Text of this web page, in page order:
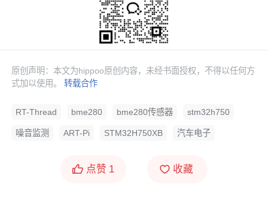
原创声明：本文为hippoo原创内容，未经书面授权，不得以任何方
式加以使用。转载合作
RT-Thread bme280 bme280传感器 stm32h750
噪音监测 ART-Pi STM32H750XB 汽车电子
点赞 1 收藏